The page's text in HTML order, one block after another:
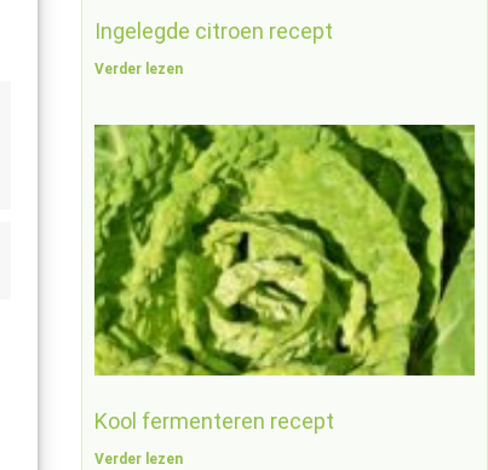
Ingelegde citroen recept
Verder lezen
Kool fermenteren recept
Verder lezen